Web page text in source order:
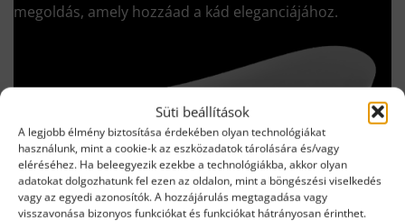
Süti beállítások
A legjobb élmény biztosítása érdekében olyan technológiákat
használunk, mint a cookie-k az eszközadatok tárolására és/vagy
eléréséhez. Ha beleegyezik ezekbe a technológiákba, akkor olyan
adatokat dolgozhatunk fel ezen az oldalon, mint a böngészési viselkedés
vagy az egyedi azonosítók. A hozzájárulás megtagadása vagy
visszavonása bizonyos funkciókat és funkciókat hátrányosan érinthet.
megoldás, amely hozzáad a kád eleganciájához.